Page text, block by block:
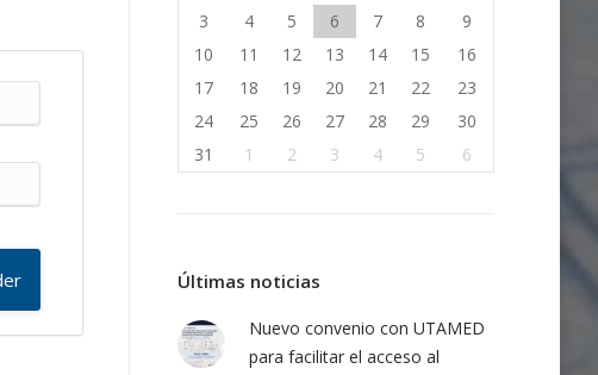
3
4 5 6 7 8
9
10
11 12 13 14 15
16
17
18 19 20 21 22
23
24
25 26 27 28 29
30
31
1 2 3 4 5 6
Últimas noticias
Nuevo convenio con UTAMED
para facilitar el acceso al